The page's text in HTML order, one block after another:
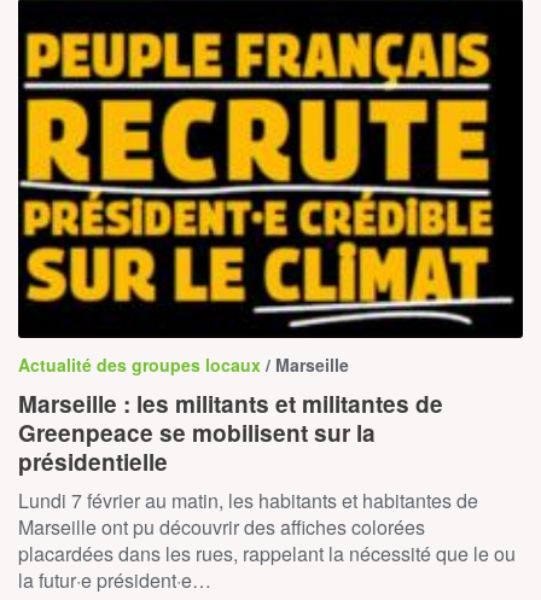
Actualité des groupes locaux / Marseille
Marseille : les militants et militantes de
Greenpeace se mobilisent sur la
présidentielle
Lundi 7 février au matin, les habitants et habitantes de
Marseille ont pu découvrir des affiches colorées
placardées dans les rues, rappelant la nécessité que le ou
la futur·e président·e…